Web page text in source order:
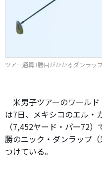
ツアー通算3勝目がかかるダンラッ
米男子ツアーのワール
は7日、メキシコのエル・
（7,452ヤード・パー72
勝のニック・ダンラップ
つけている。